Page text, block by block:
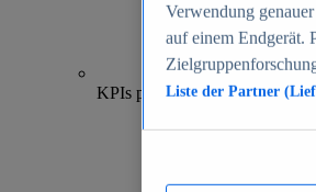
KPIs pro Shop
Verwendung
auf einem Endgerät.
Liste der Partner